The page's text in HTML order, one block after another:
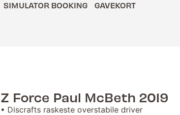
SIMULATOR BOOKING GAVEKORT
Z Force Paul McBeth 2019
• Discrafts raskeste overstabile driver